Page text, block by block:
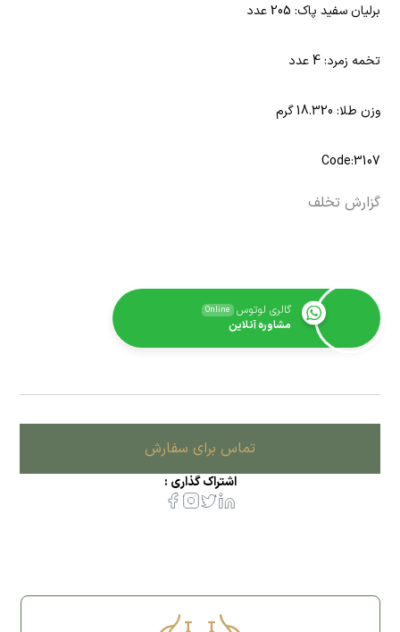
برلیان سفید پاک: 205 عدد
تخمه زمرد: 4 عدد
وزن طلا: 18.320 گرم
Code:3107
گزارش تخلف
گالری لوتوس Online
مشاوره آنلاین
تماس برای سفارش
اشتراک گذاری :